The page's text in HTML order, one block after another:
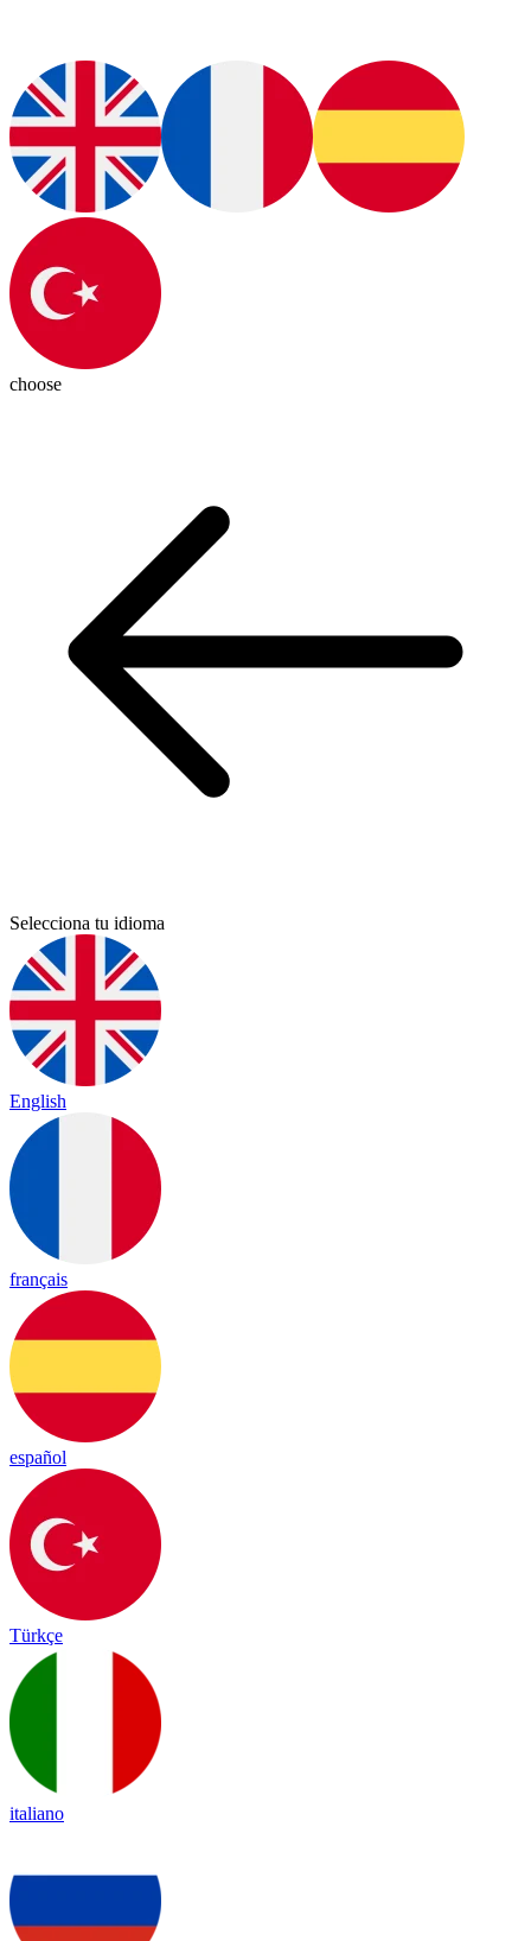
choose
Selecciona tu idioma
English
français
español
Türkçe
italiano